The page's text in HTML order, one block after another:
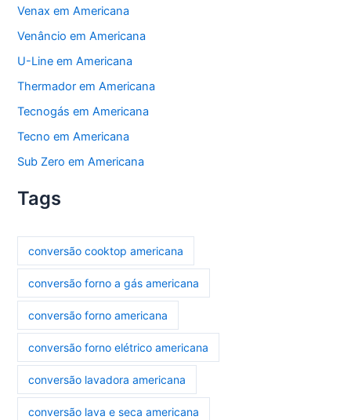
Venax em Americana
Venâncio em Americana
U-Line em Americana
Thermador em Americana
Tecnogás em Americana
Tecno em Americana
Sub Zero em Americana
Tags
conversão cooktop americana
conversão forno a gás americana
conversão forno americana
conversão forno elétrico americana
conversão lavadora americana
conversão lava e seca americana